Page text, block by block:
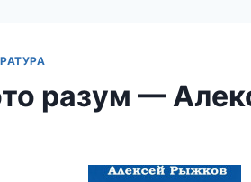
разум —